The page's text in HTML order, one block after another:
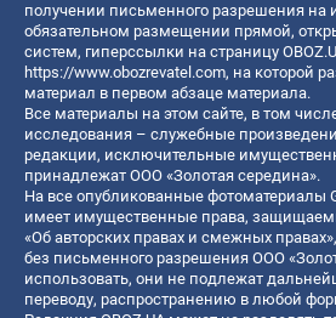
получении письменного разрешения на
обязательном размещении прямой,
систем, гиперссылки на страницу
https://www.obozrevatel.com, на которой
материал в первом абзаце материала.
Все материалы на этом сайте, в том
исследования – служебные
редакции, исключительные
принадлежат ООО «Золотая середина».
На все опубликованные фотоматериалы
имеет имущественные права,
«Об авторских правах и смежных
без письменного разрешения ООО
использовать, они не подлежат
переводу, распространению в любой